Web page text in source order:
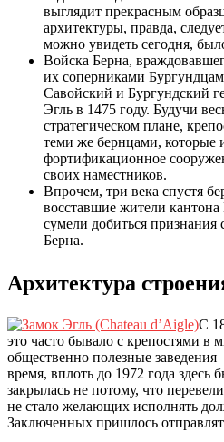
выглядит прекрасным
архитектуры, правда,
можно увидеть сегодня,
Войска Берна,
их соперниками
Савойский и Бургундский
Эгль в 1475 году. Будучи
стратегическом плане,
теми же бернцами, которые
фортификационное
своих наместников.
Впрочем, три века спустя
восставшие жители кантона
сумели добиться признания
Берна.
Архитектура
С
это часто бывало с крепостями в
общественно полезные
время, вплоть до 1972 года здесь
закрылась не потому, что
не стало желающих исполнять
Заключенных пришлось